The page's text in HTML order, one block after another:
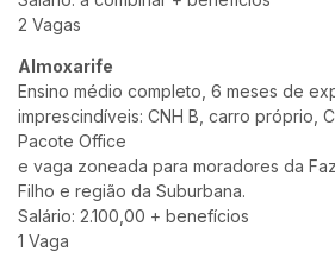
2 Vagas
Almoxarife
Ensino médio completo, 6 meses de
imprescindíveis: CNH B, carro próprio,
Pacote Office
e vaga zoneada para moradores da
Filho e região da Suburbana.
Salário: 2.100,00 + benefícios
1 Vaga